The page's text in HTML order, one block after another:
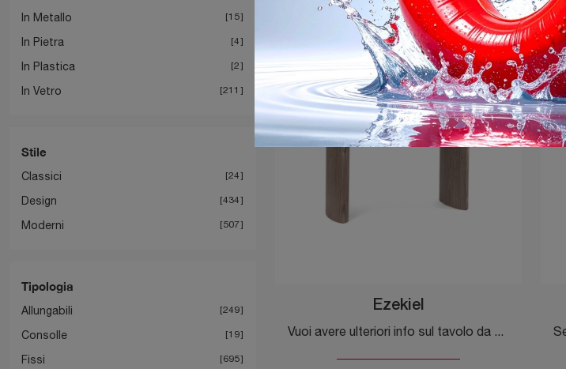
In Metallo 15
In Pietra 4
In Plastica 2
In Vetro 211
Stile
Classici 24
Design 434
Moderni 507
Tipologia
Allungabili 249
Consolle 19
Fissi 695
Ezekiel
Vuoi avere ulteriori info sul tavolo da pranzo Ezekiel di Bizzotto? Clicca e ottieni informazioni sui modelli fissi della firma.